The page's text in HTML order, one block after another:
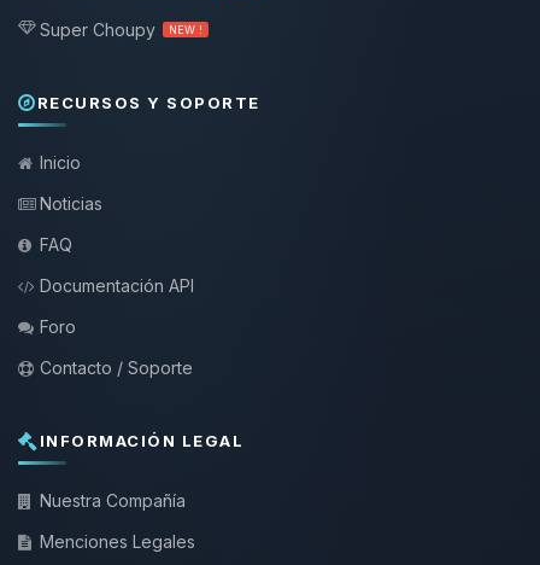
Super Choupy NEW !
RECURSOS Y SOPORTE
Inicio
Noticias
FAQ
Documentación API
Foro
Contacto / Soporte
INFORMACIÓN LEGAL
Nuestra Compañía
Menciones Legales